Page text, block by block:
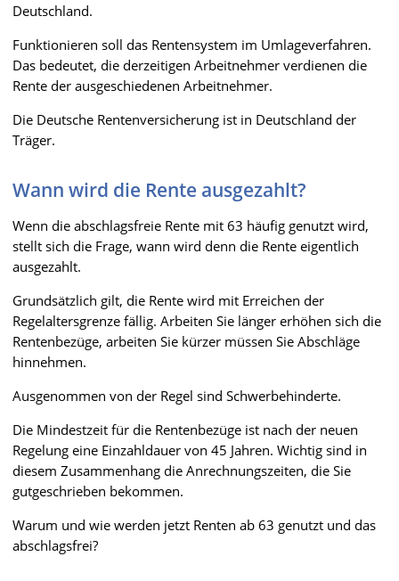
Deutschland.
Funktionieren soll das Rentensystem im Umlageverfahren.
Das bedeutet, die derzeitigen Arbeitnehmer verdienen die
Rente der ausgeschiedenen Arbeitnehmer.
Die Deutsche Rentenversicherung ist in Deutschland der
Träger.
Wann wird die Rente ausgezahlt?
Wenn die abschlagsfreie Rente mit 63 häufig genutzt wird,
stellt sich die Frage, wann wird denn die Rente eigentlich
ausgezahlt.
Grundsätzlich gilt, die Rente wird mit Erreichen der
Regelaltersgrenze fällig. Arbeiten Sie länger erhöhen sich die
Rentenbezüge, arbeiten Sie kürzer müssen Sie Abschläge
hinnehmen.
Ausgenommen von der Regel sind Schwerbehinderte.
Die Mindestzeit für die Rentenbezüge ist nach der neuen
Regelung eine Einzahldauer von 45 Jahren. Wichtig sind in
diesem Zusammenhang die Anrechnungszeiten, die Sie
gutgeschrieben bekommen.
Warum und wie werden jetzt Renten ab 63 genutzt und das
abschlagsfrei?